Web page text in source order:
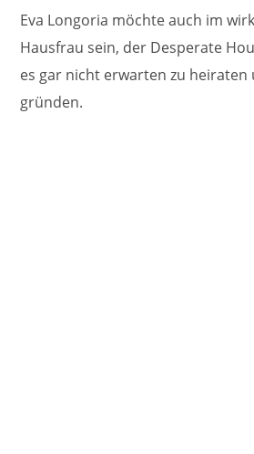
Eva Longoria möchte auch im
Hausfrau sein, der Desperate
es gar nicht erwarten zu heiraten
gründen.